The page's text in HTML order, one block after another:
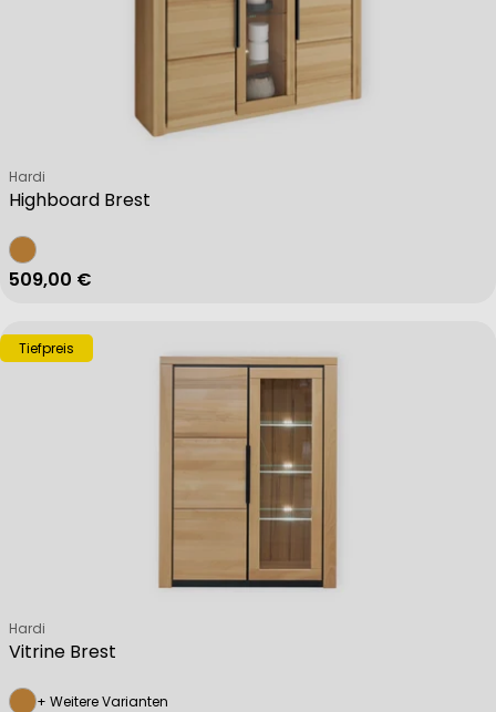
Highboard Brest
Verkäufer:
Hardi
Regulärer Preis
509,00 €
Tiefpreis
Vitrine Brest
Verkäufer:
Hardi
+ Weitere Varianten